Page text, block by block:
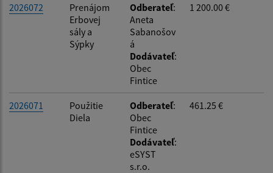
2026072
Prenájom
Erbovej
sály a
Sýpky
Odberateľ:
Aneta
Sabanošov
á
Dodávateľ:
Obec
Fintice
1 200.00 €
2026071
Použitie
Diela
Odberateľ:
Obec
Fintice
Dodávateľ:
eSYST
s.r.o.
461.25 €